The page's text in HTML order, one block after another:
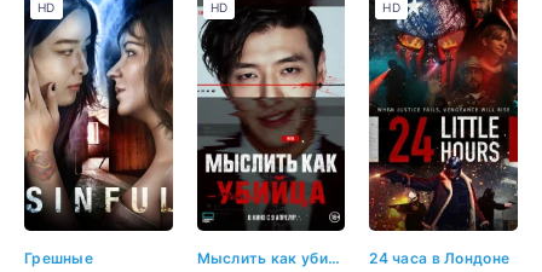
Грешные
HD
Мыслить как убийца
HD
24 часа в Лондоне
HD